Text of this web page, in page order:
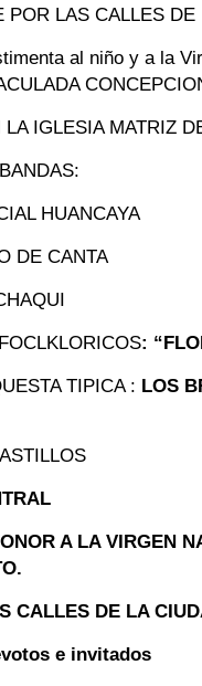
LAS CALLES DE
al niño y a la
IGLESIA MATRIZ
HUANCAYA
DE CANTA
:
TIPICA : LOS
A LA VIRGEN
CALLES DE LA
e invitados